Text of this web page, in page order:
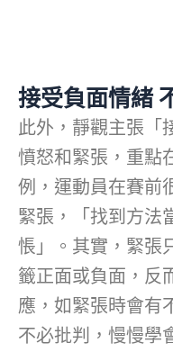
接受負面情緒
此外，靜觀主張「
憤怒和緊張，重點
例，運動員在賽前
緊張，「找到方法
悵」。其實，緊張
籤正面或負面，反
應，如緊張時會有
不必批判，慢慢學